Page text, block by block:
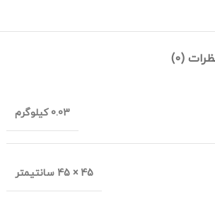
(0)
0.03 کیلوگرم
45 × 45 سانتیمتر